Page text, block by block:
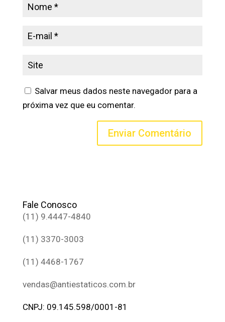
Salvar meus dados neste navegador para a
próxima vez que eu comentar.
Fale Conosco
(11) 9.4447-4840
(11) 3370-3003
(11) 4468-1767
vendas@antiestaticos.com.br
CNPJ: 09.145.598/0001-81